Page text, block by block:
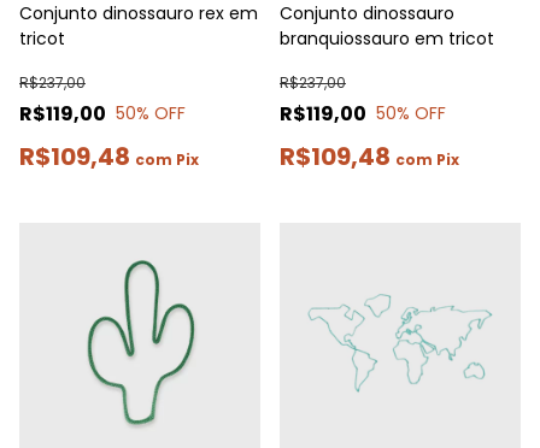
Conjunto dinossauro rex em
tricot
R$119,00
R$237,00
50% OFF
R$109,48 com Pix
Conjunto dinossauro
branquiossauro em tricot
R$119,00
R$237,00
50% OFF
R$109,48 com Pix